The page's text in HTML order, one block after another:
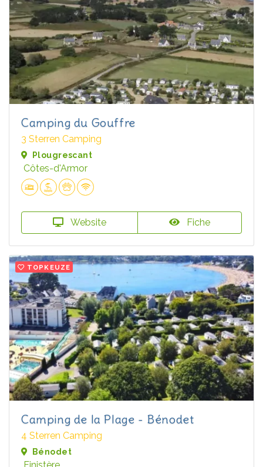
Camping du Gouffre
3 Sterren Camping
Plougrescant
Côtes-d'Armor
Website Fiche
TOPKEUZE
Camping de la Plage - Bénodet
4 Sterren Camping
Bénodet